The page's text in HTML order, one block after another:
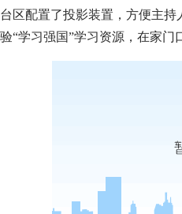
区配置了投影装置，方便主
“学习强国”学习资源，在家门